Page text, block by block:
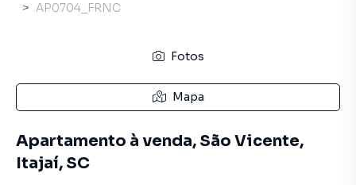
AP0704_FRNC
Fotos
Mapa
Apartamento à venda, São Vicente,
Itajaí, SC